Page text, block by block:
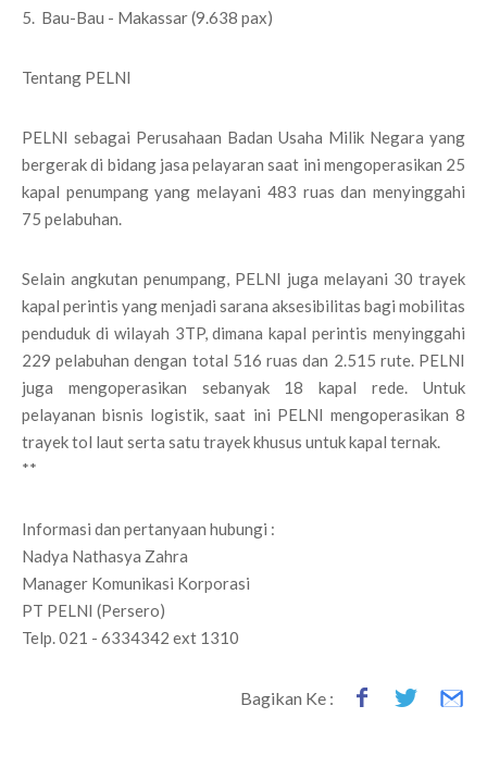
5. Bau-Bau - Makassar (9.638 pax)
Tentang PELNI
PELNI sebagai Perusahaan Badan Usaha Milik Negara yang
bergerak di bidang jasa pelayaran saat ini mengoperasikan 25
kapal penumpang yang melayani 483 ruas dan menyinggahi
75 pelabuhan.
Selain angkutan penumpang, PELNI juga melayani 30 trayek
kapal perintis yang menjadi sarana aksesibilitas bagi mobilitas
penduduk di wilayah 3TP, dimana kapal perintis menyinggahi
229 pelabuhan dengan total 516 ruas dan 2.515 rute. PELNI
juga mengoperasikan sebanyak 18 kapal rede. Untuk
pelayanan bisnis logistik, saat ini PELNI mengoperasikan 8
trayek tol laut serta satu trayek khusus untuk kapal ternak.
**
Informasi dan pertanyaan hubungi :
Nadya Nathasya Zahra
Manager Komunikasi Korporasi
PT PELNI (Persero)
Telp. 021 - 6334342 ext 1310
Bagikan Ke :